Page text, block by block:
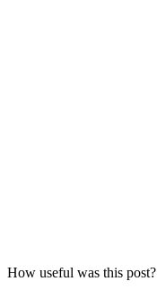
How useful was this post?